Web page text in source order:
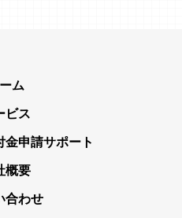
ム
ビス
金申請サポート
概要
合わせ